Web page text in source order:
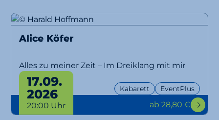
Alice Köfer
Alles zu meiner Zeit – Im Dreiklang mit mir
selbst
Kabarett EventPlus
17.09.
2026
20:00 Uhr ab 28,80 €